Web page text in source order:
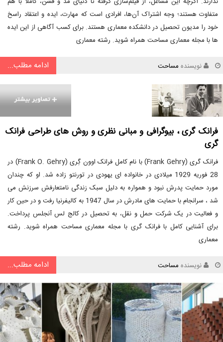
متفاوت هستند؛ وجه اشتراک آن‌ها، افرادی است که مهارت، ایده و اعتقاد راسخ
خود را مدیون تحصیل در دانشکده معماری هستند. برای کسب آگاهی از این ایده
ها با مجله معماری مساحت همراه شوید. رشته معماری
نویسنده مساحت ادامه مطلب...
فرانک گری ، بیوگرافی و مبانی نظری و روش های طراحی فرانک
گری
فرانک گری (Frank Gehry) با نام کامل فرانک اوون گِری (Frank O. Gehry) در
28 فوریه 1929 میلادی در خانواده ای یهودی در تورنتو زاده شد. او که چندان
مورد حمایت پدرش نبود و همواره به دلیل سبک زندگی نامتعارفش سرزنش می
شد ، سرانجام با حمایت های مادرش در سال 1947 به کالیفرنیا رفت و در حین کار
و فعالیت در یک شرکت حمل و نقل، به تحصیل در کالج لس آنجلس پرداخت.
برای آشنایی کامل با فرانک گری با مجله معماری مساحت همراه شوید. رشته
معماری
نویسنده مساحت ادامه مطلب...